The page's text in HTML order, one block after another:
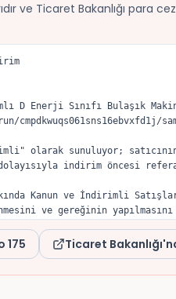
ve Ticaret Bakanlığı
D Enerji Sınıfı Bulaşık
olarak sunuluyor;
indirim öncesi
Kanun ve İndirimli
ve gereğinin
175 Ticaret